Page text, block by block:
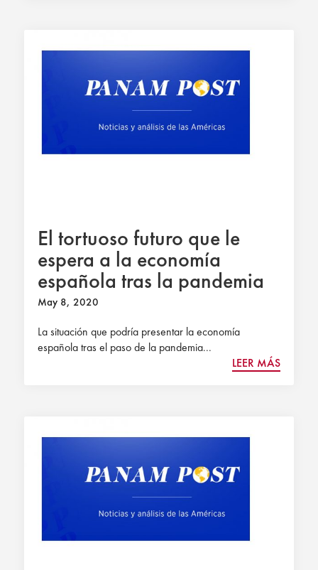
El tortuoso futuro que le
espera a la economía
española tras la pandemia
May 8, 2020
La situación que podría presentar la economía
española tras el paso de la pandemia...
LEER MÁS